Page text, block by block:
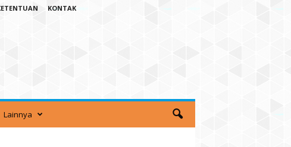
KONTAK
Lainnya